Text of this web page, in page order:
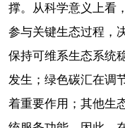
撑。从科学意义上看
参与关键生态过程，
保持可维系生态系统
发生；绿色碳汇在调
着重要作用；其他生